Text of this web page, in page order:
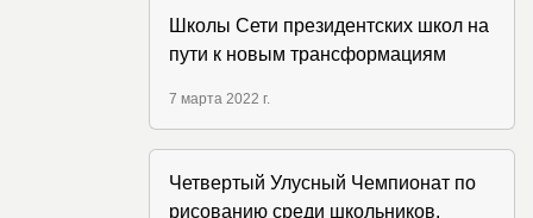
Школы Сети президентских школ на
пути к новым трансформациям
7 марта 2022 г.
Четвертый Улусный Чемпионат по
рисованию среди школьников.